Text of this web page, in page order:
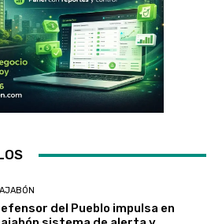
del Pueblo impulsa en